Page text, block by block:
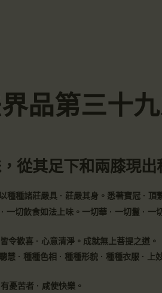
品第三十
從其足下和兩膝現出
種種諸​​莊嚴具 · 莊嚴其身。悉著寶冠 · 頂
一切飲食如法上味。一切華 · 一切鬘 · 一
令歡喜 · 心意清淨。成就無上菩提之道。
· 種種色相 · 種種形貌 · 種種衣服 · 上
憂苦者 · 咸使快樂。